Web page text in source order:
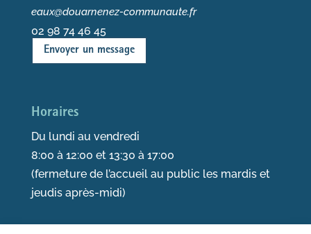
eaux@douarnenez-communaute.fr
02 98 74 46 45
Envoyer un message
Horaires
Du lundi au vendredi
8:00 à 12:00 et 13:30 à 17:00
(fermeture de l’accueil au public les mardis et
jeudis après-midi)